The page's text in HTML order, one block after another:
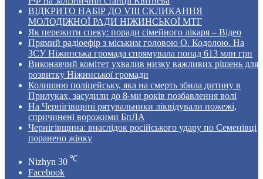
ВІДКРИТО НАБІР ДО VIII СКЛИКАННЯ
МОЛОДІЖНОЇ РАДИ НІЖИНСЬКОЇ МТГ
Як пережити спеку: поради сімейного лікаря – Відео
Прямий радіоефір з міським головою О. Кодолою. На
ЗСУ Ніжинська громада спрямувала понад 613 млн грн
Виконавчий комітет ухвалив низку важливих рішень для
розвитку Ніжинської громади
Колишню поліцейську, яка на смерть збила дитину в
Прилуках, засудили до 8-ми років позбавлення волі
На Чернігівщині рятувальники ліквідували пожежі,
спричинені ворожими БпЛА
Чернігівщина: внаслідок російського удару по Семенівці
поранено жінку
Nizhyn 30 ℃
Facebook